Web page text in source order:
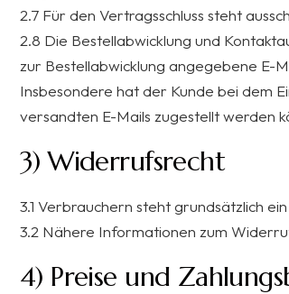
2.7 Für den Vertragsschluss steht
2.8 Die Bestellabwicklung und
zur Bestellabwicklung angegebene E-
Insbesondere hat der Kunde bei dem
versandten E-Mails zugestellt werden
3) Widerrufsrecht
3.1 Verbrauchern steht grundsätzlich
3.2 Nähere Informationen zum
4) Preise und